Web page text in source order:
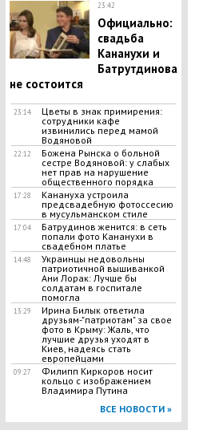
23:42
Официально:
свадьба
Кананухи и
Батрутдинова
не состоится
23:14
Цветы в знак примирения:
сотрудники кафе
извинились перед мамой
Водяновой
22:12
Божена Рынска о больной
сестре Водяновой: у слабых
нет прав на нарушение
общественного порядка
17:28
Канануха устроила
предсвадебную фотоссесию
в мусульманском стиле
17:04
Батрудинов женится: в сеть
попали фото Кананухи в
свадебном платье
14:48
Украинцы недовольны
патриотичной вышиванкой
Ани Лорак: Лучше бы
солдатам в госпитале
помогла
13:29
Ирина Билык ответила
друзьям-"патриотам" за свое
фото в Крыму: Жаль, что
лучшие друзья уходят в
Киев, надеясь стать
европейцами
09:27
Филипп Киркоров носит
кольцо с изображением
Владимира Путина
ВСЕ НОВОСТИ »